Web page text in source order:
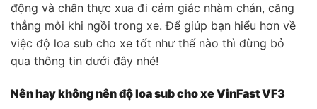
động và chân thực xua đi cảm giác nhàm chán, căng
thẳng mỗi khi ngồi trong xe. Để giúp bạn hiểu hơn về
việc độ loa sub cho xe tốt như thế nào thì đừng bỏ
qua thông tin dưới đây nhé!
Nên hay không nên độ loa sub cho xe VinFast VF3